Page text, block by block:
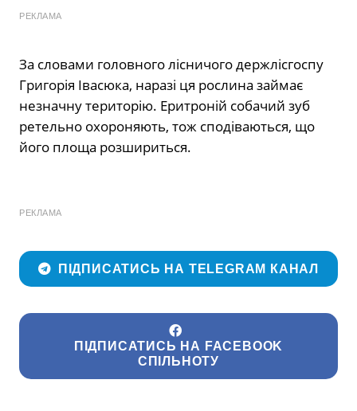
РЕКЛАМА
За словами головного лісничого держлісгоспу
Григорія Івасюка, наразі ця рослина займає
незначну територію. Еритроній собачий зуб
ретельно охороняють, тож сподіваються, що
його площа розшириться.
РЕКЛАМА
ПІДПИСАТИСЬ НА TELEGRAM КАНАЛ
ПІДПИСАТИСЬ НА FACEBOOK
СПІЛЬНОТУ